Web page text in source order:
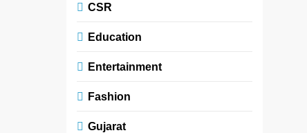
CSR
Education
Entertainment
Fashion
Gujarat